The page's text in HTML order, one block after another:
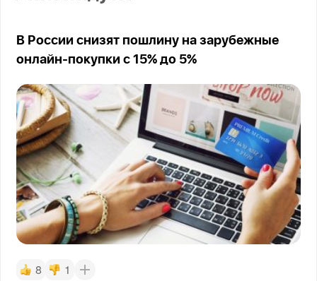
В России снизят пошлину на зарубежные
онлайн-покупки с 15% до 5%
8 1